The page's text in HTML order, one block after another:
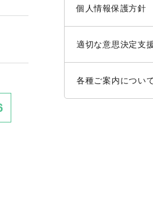
個人情報保護方針
適切な意思決定支
各種ご案内につい